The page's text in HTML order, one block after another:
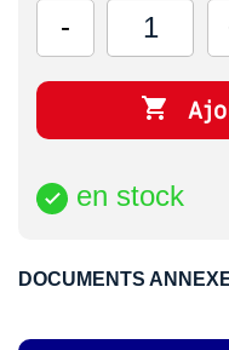

 en stock
DOCUMENTS